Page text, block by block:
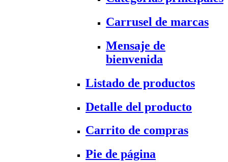
Carrusel de marcas
Mensaje de
bienvenida
Listado de productos
Detalle del producto
Carrito de compras
Pie de página